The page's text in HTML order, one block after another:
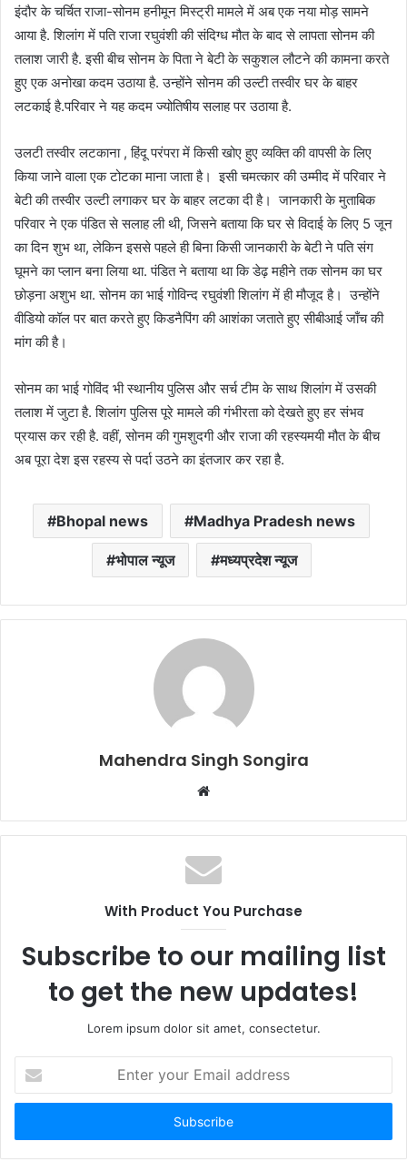
इंदौर के चर्चित राजा-सोनम हनीमून मिस्ट्री मामले में अब एक नया मोड़ सामने
आया है. शिलांग में पति राजा रघुवंशी की संदिग्ध मौत के बाद से लापता सोनम की
तलाश जारी है. इसी बीच सोनम के पिता ने बेटी के सकुशल लौटने की कामना करते
हुए एक अनोखा कदम उठाया है. उन्होंने सोनम की उल्टी तस्वीर घर के बाहर
लटकाई है.परिवार ने यह कदम ज्योतिषीय सलाह पर उठाया है.
उलटी तस्वीर लटकाना , हिंदू परंपरा में किसी खोए हुए व्यक्ति की वापसी के लिए
किया जाने वाला एक टोटका माना जाता है। इसी चमत्कार की उम्मीद में परिवार ने
बेटी की तस्वीर उल्टी लगाकर घर के बाहर लटका दी है। जानकारी के मुताबिक
परिवार ने एक पंडित से सलाह ली थी, जिसने बताया कि घर से विदाई के लिए 5 जून
का दिन शुभ था, लेकिन इससे पहले ही बिना किसी जानकारी के बेटी ने पति संग
घूमने का प्लान बना लिया था. पंडित ने बताया था कि डेढ़ महीने तक सोनम का घर
छोड़ना अशुभ था. सोनम का भाई गोविन्द रघुवंशी शिलांग में ही मौजूद है। उन्होंने
वीडियो कॉल पर बात करते हुए किडनैपिंग की आशंका जताते हुए सीबीआई जाँच की
मांग की है।
सोनम का भाई गोविंद भी स्थानीय पुलिस और सर्च टीम के साथ शिलांग में उसकी
तलाश में जुटा है. शिलांग पुलिस पूरे मामले की गंभीरता को देखते हुए हर संभव
प्रयास कर रही है. वहीं, सोनम की गुमशुदगी और राजा की रहस्यमयी मौत के बीच
अब पूरा देश इस रहस्य से पर्दा उठने का इंतजार कर रहा है.
Bhopal news Madhya Pradesh news
भोपाल न्यूज मध्यप्रदेश न्यूज
Mahendra Singh Songira
Website
With Product You Purchase
Subscribe to our mailing list
to get the new updates!
Lorem ipsum dolor sit amet, consectetur.
your
Email